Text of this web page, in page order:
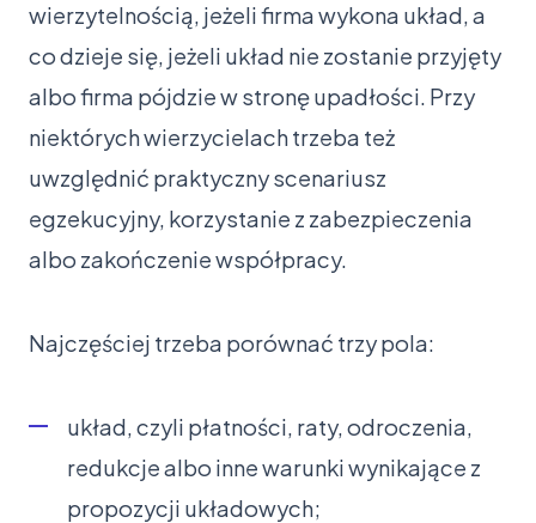
wierzytelnością, jeżeli firma wykona układ, a
co dzieje się, jeżeli układ nie zostanie przyjęty
albo firma pójdzie w stronę upadłości. Przy
niektórych wierzycielach trzeba też
uwzględnić praktyczny scenariusz
egzekucyjny, korzystanie z zabezpieczenia
albo zakończenie współpracy.
Najczęściej trzeba porównać trzy pola:
układ, czyli płatności, raty, odroczenia,
redukcje albo inne warunki wynikające z
propozycji układowych;